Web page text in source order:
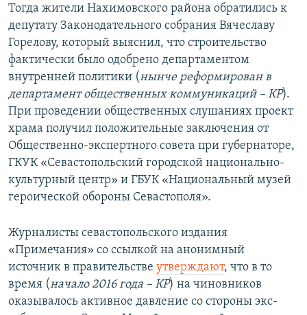
Тогда жители Нахимовского района обратились к
депутату Законодательного собрания Вячеславу
Горелову, который выяснил, что строительство
фактически было одобрено департаментом
внутренней политики (нынче реформирован в
департамент общественных коммуникаций – КР).
При проведении общественных слушаниях проект
храма получил положительные заключения от
Общественно-экспертного совета при губернаторе,
ГКУК «Севастопольский городской национально-
культурный центр» и ГБУК «Национальный музей
героической обороны Севастополя».
Журналисты севастопольского издания
«Примечания» со ссылкой на анонимный
источник в правительстве утверждают, что в то
время (начало 2016 года – КР) на чиновников
оказывалось активное давление со стороны экс-